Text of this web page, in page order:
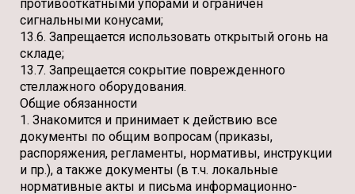
противооткатными упорами и ограничен
сигнальными конусами;
13.6. Запрещается использовать открытый огонь на
складе;
13.7. Запрещается сокрытие поврежденного
стеллажного оборудования.
Общие обязанности
1. Знакомится и принимает к действию все
документы по общим вопросам (приказы,
распоряжения, регламенты, нормативы, инструкции
и пр.), а также документы (в т.ч. локальные
нормативные акты и письма информационно-